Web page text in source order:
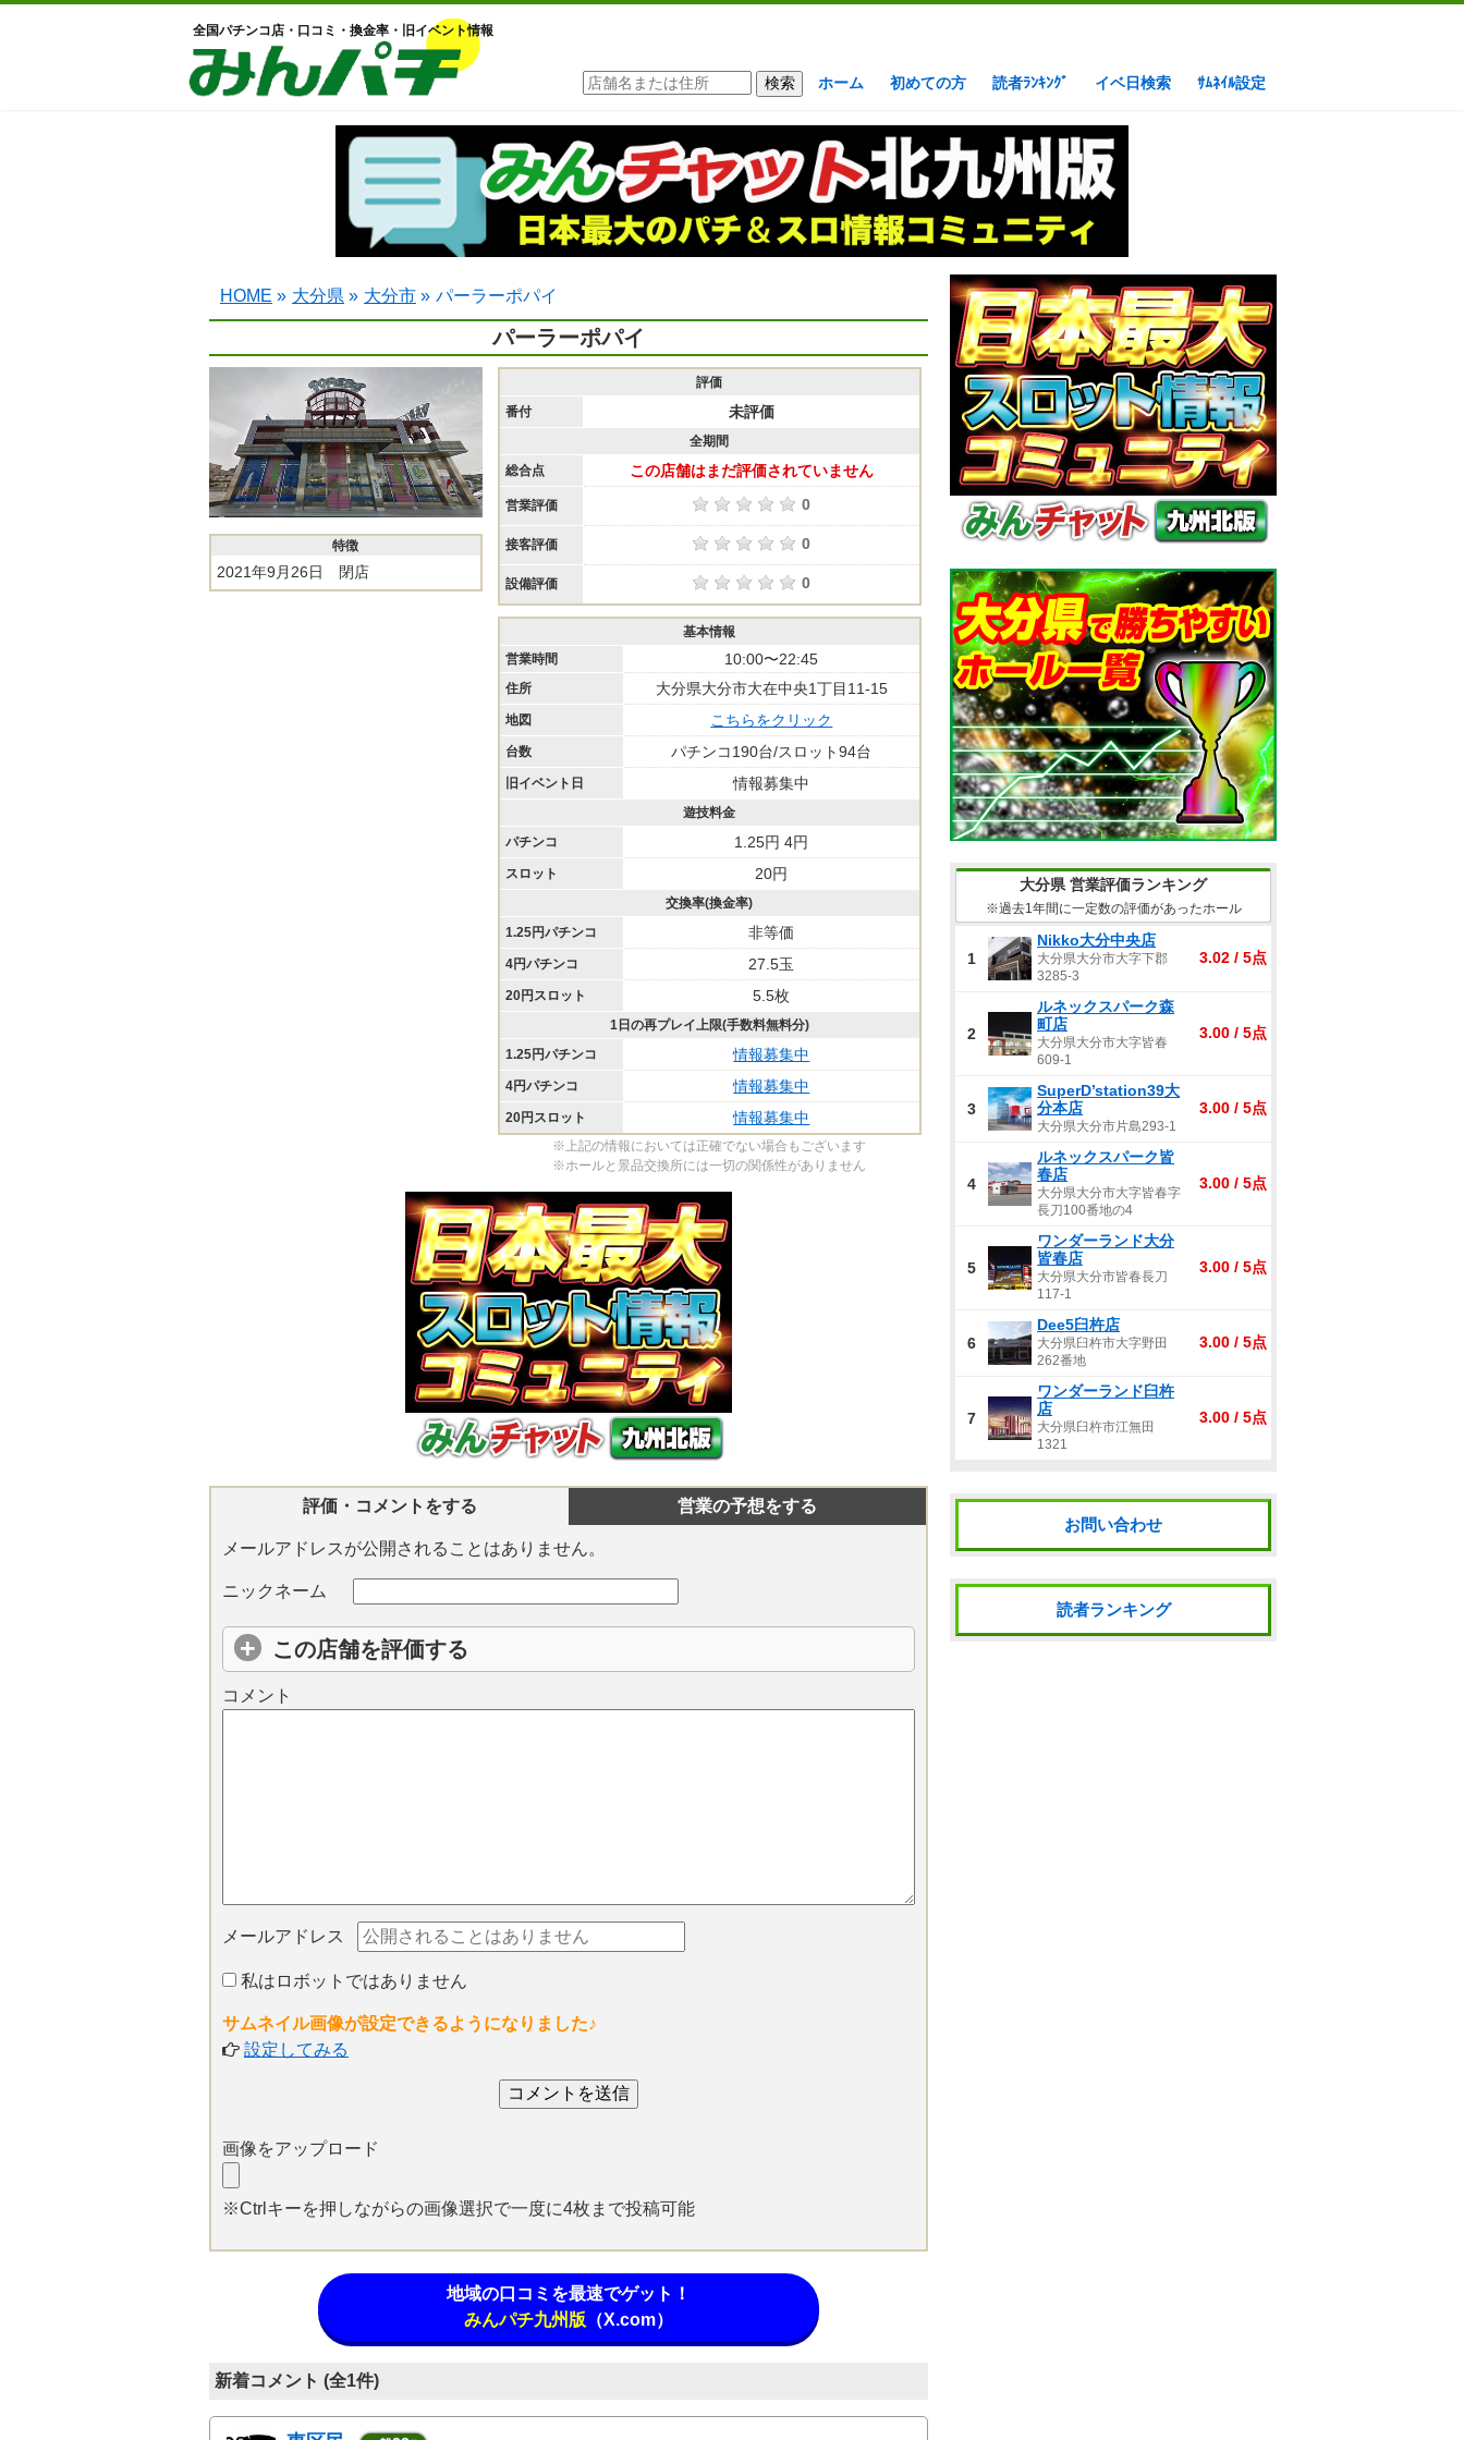
全国パチンコ店・口コミ・換金率・旧イベント情報
ホーム 初めての方 読者ﾗﾝｷﾝｸﾞ イベ日検索 ｻﾑﾈｲﾙ設定
HOME » 大分県 » 大分市 » パーラーポパイ
パーラーポパイ
特徴
2021年9月26日 閉店
評価
番付
未評価
全期間
総合点
この店舗はまだ評価されていません
営業評価 0
接客評価 0
設備評価 0
基本情報
営業時間
10:00〜22:45
住所 大分県大分市大在中央1丁目11-15
地図 こちらをクリック
台数 パチンコ190台/スロット94台
旧イベント日 情報募集中
遊技料金
パチンコ
1.25円 4円
スロット 20円
交換率(換金率)
1.25円パチンコ
非等価
4円パチンコ 27.5玉
20円スロット 5.5枚
1日の再プレイ上限(手数料無料分)
1.25円パチンコ
情報募集中
4円パチンコ 情報募集中
20円スロット 情報募集中
※上記の情報においては正確でない場合もございます
※ホールと景品交換所には一切の関係性がありません
評価・コメントをする 営業の予想をする
メールアドレスが公開されることはありません。
ニックネーム
この店舗を評価する
コメント
メールアドレス
私はロボットではありません
サムネイル画像が設定できるようになりました♪
設定してみる
画像をアップロード
※Ctrlキーを押しながらの画像選択で一度に4枚まで投稿可能
地域の口コミを最速でゲット！
みんパチ九州版 （X.com）
新着コメント (全1件)
大分県 営業評価ランキング
※過去1年間に一定数の評価があったホール
1
Nikko大分中央店
大分県大分市大字下郡
3285-3
3.02 / 5点
2
ルネックスパーク森
町店
大分県大分市大字皆春
609-1
3.00 / 5点
3
SuperD’station39大
分本店
大分県大分市片島293-1
3.00 / 5点
4
ルネックスパーク皆
春店
大分県大分市大字皆春字
長刀100番地の4
3.00 / 5点
5
ワンダーランド大分
皆春店
大分県大分市皆春長刀
117-1
3.00 / 5点
6
Dee5臼杵店
大分県臼杵市大字野田
262番地
3.00 / 5点
7
ワンダーランド臼杵
店
大分県臼杵市江無田
1321
3.00 / 5点
お問い合わせ
読者ランキング